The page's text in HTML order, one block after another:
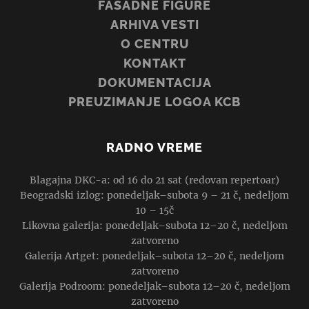
FASADNE FIGURE
ARHIVA VESTI
O CENTRU
KONTAKT
DOKUMENTACIJA
PREUZIMANJE LOGOA KCB
RADNO VREME
Blagajna DKC-a: od 16 do 21 sat (redovan repertoar)
Beogradski izlog: ponedeljak–subota 9 – 21 č, nedeljom
10 – 15č
Likovna galerija: ponedeljak–subota 12–20 č, nedeljom
zatvoreno
Galerija Artget: ponedeljak–subota 12–20 č, nedeljom
zatvoreno
Galerija Podroom: ponedeljak–subota 12–20 č, nedeljom
zatvoreno